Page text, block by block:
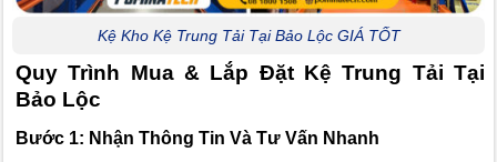
Kệ Kho Kệ Trung Tải Tại Bảo Lộc GIÁ TỐT
Quy Trình Mua & Lắp Đặt Kệ Trung Tải Tại
Bảo Lộc
Bước 1: Nhận Thông Tin Và Tư Vấn Nhanh